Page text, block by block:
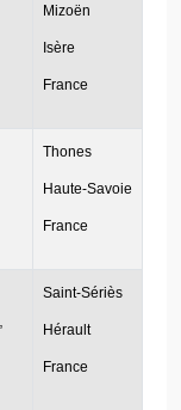
Mizoën
Isère
France
Thones
Haute-Savoie
France
Saint-Sériès
Hérault
France